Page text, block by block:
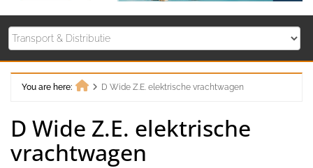
You are here:
D Wide Z.E. elektrische vrachtwagen
D Wide Z.E. elektrische
vrachtwagen